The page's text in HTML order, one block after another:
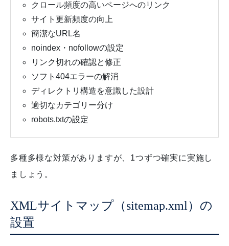
クロール頻度の高いページへのリンク
サイト更新頻度の向上
簡潔なURL名
noindex・nofollowの設定
リンク切れの確認と修正
ソフト404エラーの解消
ディレクトリ構造を意識した設計
適切なカテゴリー分け
robots.txtの設定
多種多様な対策がありますが、1つずつ確実に実施し
ましょう。
XMLサイトマップ（sitemap.xml）の
設置